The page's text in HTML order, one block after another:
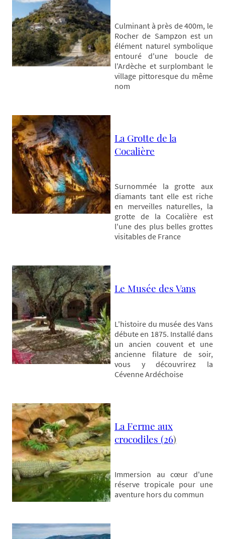
Culminant à près de 400m, le
Rocher de Sampzon est un
élément naturel symbolique
entouré d'une boucle de
l'Ardèche et surplombant le
village pittoresque du même
nom
La Grotte de la
Cocalière
Surnommée la grotte aux
diamants tant elle est riche
en merveilles naturelles, la
grotte de la Cocalière est
l'une des plus belles grottes
visitables de France
Le Musée des Vans
L'histoire du musée des Vans
débute en 1875. Installé dans
un ancien couvent et une
ancienne filature de soir,
vous y découvrirez la
Cévenne Ardéchoise
La Ferme aux
crocodiles (26)
Immersion au cœur d'une
réserve tropicale pour une
aventure hors du commun